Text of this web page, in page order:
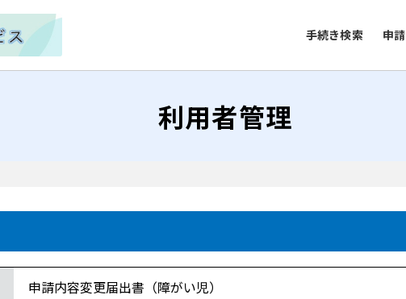
手続き検索 申
利用者管理
申請内容変更届出書（障がい児）